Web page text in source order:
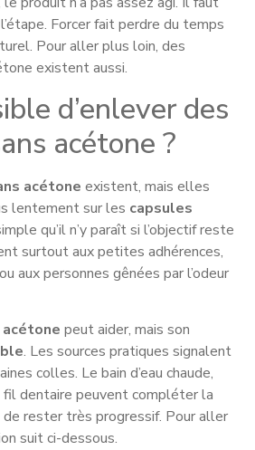
Forcer fait perdre du temps
Pour aller plus loin, des
existent aussi.
d’enlever des
acétone ?
acétone existent, mais elles
lentement sur les capsules
qu’il n’y paraît si l’objectif reste
surtout aux petites adhérences,
aux personnes gênées par l’odeur
peut aider, mais son
. Les sources pratiques signalent
colles. Le bain d’eau chaude,
dentaire peuvent compléter la
rester très progressif. Pour aller
suit ci-dessous.